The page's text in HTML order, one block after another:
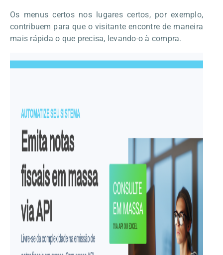
Os menus certos nos lugares certos, por exemplo,
contribuem para que o visitante encontre de maneira
mais rápida o que precisa, levando-o à compra.